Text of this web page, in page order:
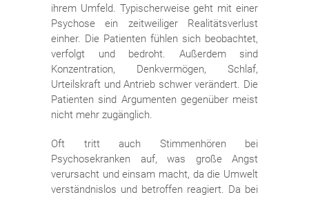
ihrem Umfeld. Typischerweise geht mit einer
Psychose ein zeitweiliger Realitätsverlust
einher. Die Patienten fühlen sich beobachtet,
verfolgt und bedroht. Außerdem sind
Konzentration, Denkvermögen, Schlaf,
Urteilskraft und Antrieb schwer verändert. Die
Patienten sind Argumenten gegenüber meist
nicht mehr zugänglich.
Oft tritt auch Stimmenhören bei
Psychosekranken auf, was große Angst
verursacht und einsam macht, da die Umwelt
verständnislos und betroffen reagiert. Da bei